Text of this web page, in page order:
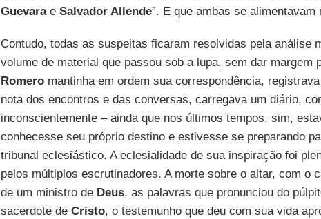
Guevarae Salvador Allende”. E que ambas se alimentavam
Contudo, todas as suspeitas ficaram resolvidas pela análise
volume de material que passou sob a lupa, sem dar margem
Romeromantinha em ordem sua correspondência,
nota dos encontros e das conversas, carregava um diário,
inconscientemente – ainda que nos últimos tempos, sim,
conhecesse seu próprio destino e estivesse se preparando
tribunal eclesiástico. A eclesialidade de sua inspiração foi
pelos múltiplos escrutinadores. A morte sobre o altar, com o
de um ministro de Deus, as palavras que pronunciou do
sacerdote de Cristo, o testemunho que deu com sua vida